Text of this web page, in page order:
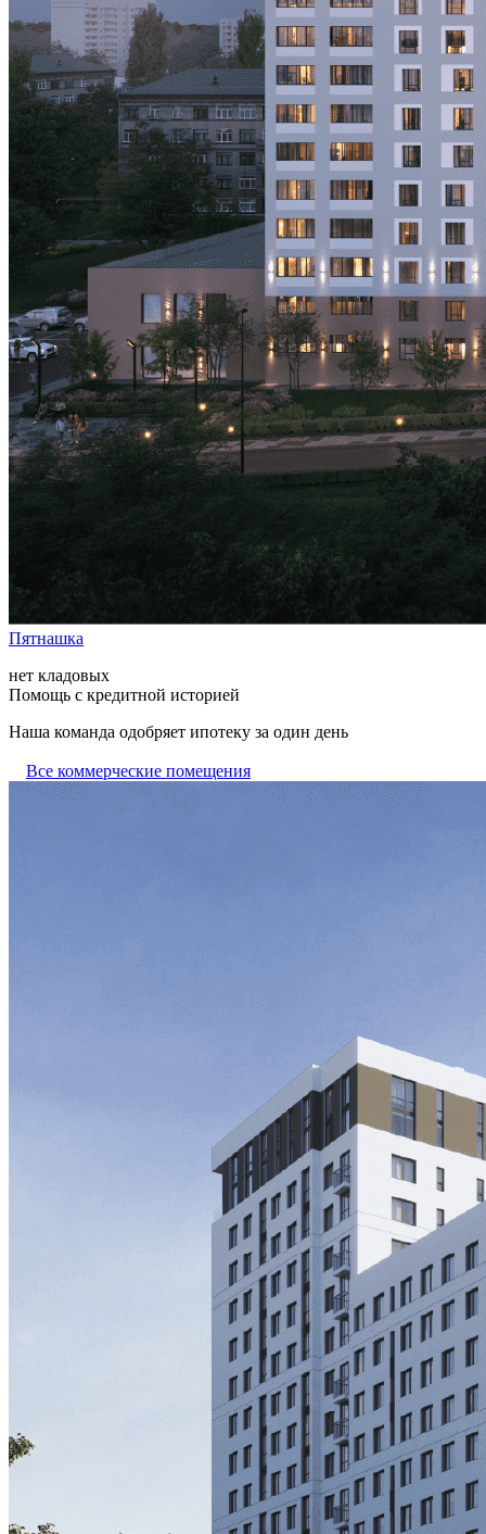
Пятнашка
нет кладовых
Помощь с кредитной историей
Наша команда одобряет ипотеку за один день
Все коммерческие помещения